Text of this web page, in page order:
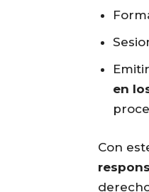
en
Con